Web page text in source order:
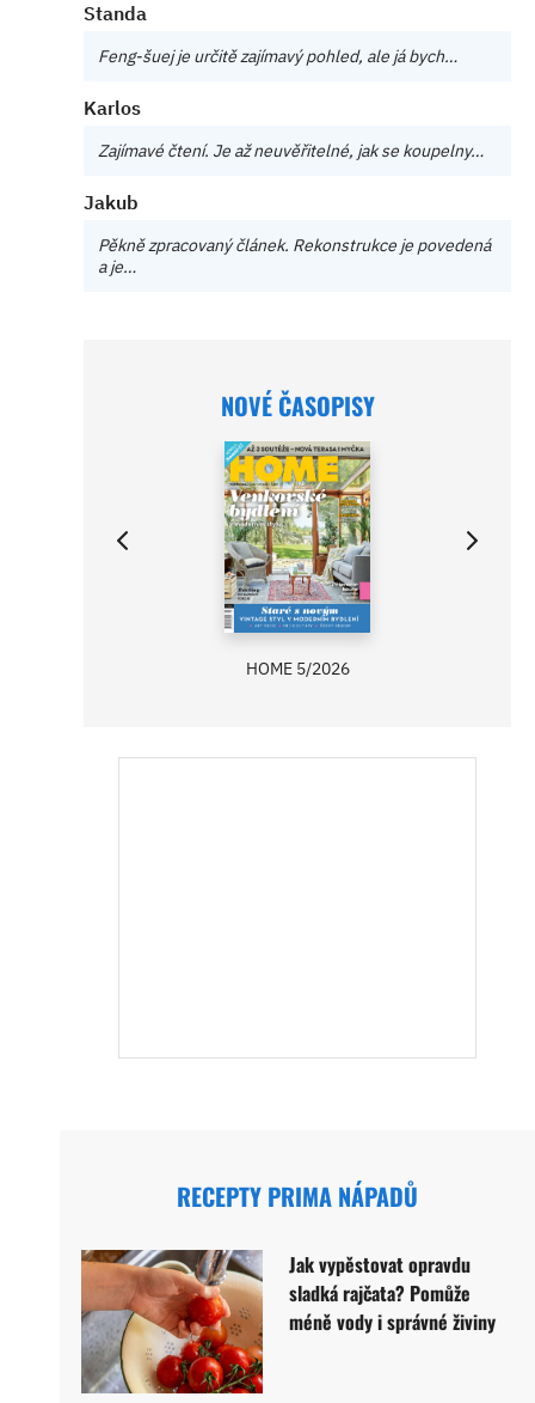
Standa
Feng-šuej je určitě zajímavý pohled, ale já bych…
Karlos
Zajímavé čtení. Je až neuvěřitelné, jak se koupelny…
Jakub
Pěkně zpracovaný článek. Rekonstrukce je povedená
a je…
NOVÉ ČASOPISY
HOME 5/2026
RECEPTY PRIMA NÁPADŮ
Jak vypěstovat opravdu
sladká rajčata? Pomůže
méně vody i správné živiny